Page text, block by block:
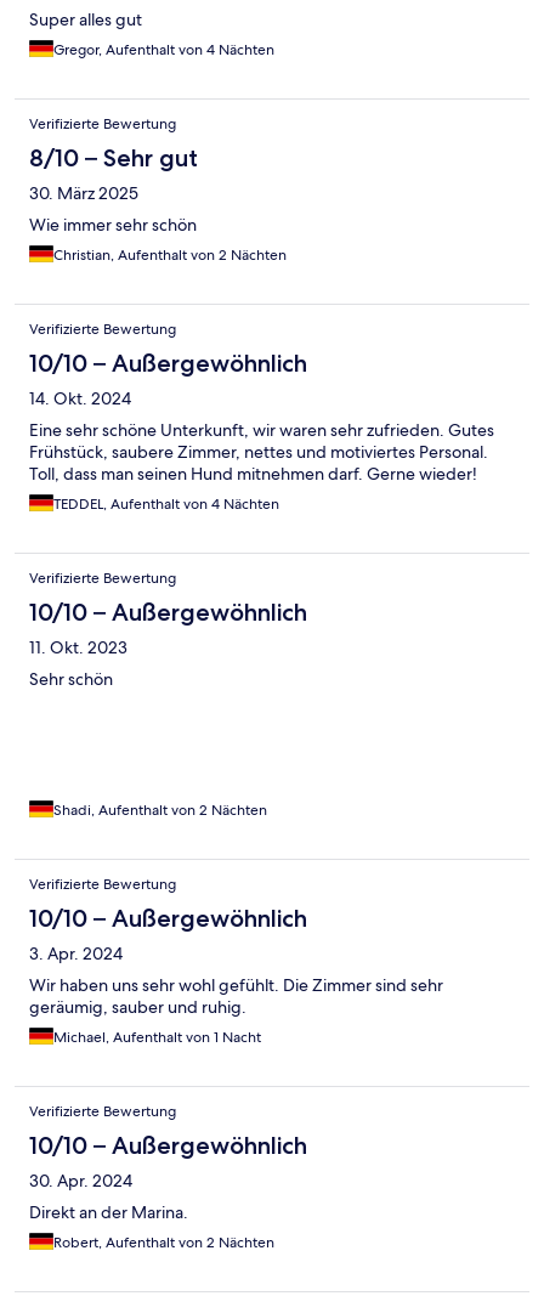
Super alles gut
Gregor, Aufenthalt von 4 Nächten
Verifizierte Bewertung
8/10 – Sehr gut
30. März 2025
Wie immer sehr schön
Christian, Aufenthalt von 2 Nächten
Verifizierte Bewertung
10/10 – Außergewöhnlich
14. Okt. 2024
Eine sehr schöne Unterkunft, wir waren sehr zufrieden. Gutes
Frühstück, saubere Zimmer, nettes und motiviertes Personal.
Toll, dass man seinen Hund mitnehmen darf. Gerne wieder!
TEDDEL, Aufenthalt von 4 Nächten
Verifizierte Bewertung
10/10 – Außergewöhnlich
11. Okt. 2023
Sehr schön
Shadi, Aufenthalt von 2 Nächten
Verifizierte Bewertung
10/10 – Außergewöhnlich
3. Apr. 2024
Wir haben uns sehr wohl gefühlt. Die Zimmer sind sehr
geräumig, sauber und ruhig.
Michael, Aufenthalt von 1 Nacht
Verifizierte Bewertung
10/10 – Außergewöhnlich
30. Apr. 2024
Direkt an der Marina.
Robert, Aufenthalt von 2 Nächten